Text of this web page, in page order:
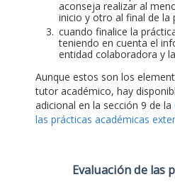
aconseja realizar al
inicio y otro al final de la
cuando finalice la
teniendo en cuenta el
entidad colaboradora y
Aunque estos son los
tutor académico, hay
adicional en la sección 9 de la
las prácticas académicas
Evaluación de las